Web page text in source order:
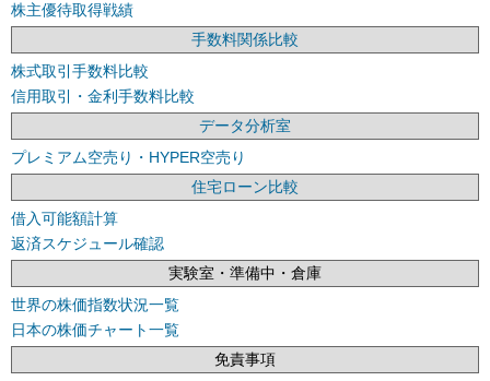
株主優待取得戦績
手数料関係比較
株式取引手数料比較
信用取引・金利手数料比較
データ分析室
プレミアム空売り・HYPER空売り
住宅ローン比較
借入可能額計算
返済スケジュール確認
実験室・準備中・倉庫
世界の株価指数状況一覧
日本の株価チャート一覧
免責事項